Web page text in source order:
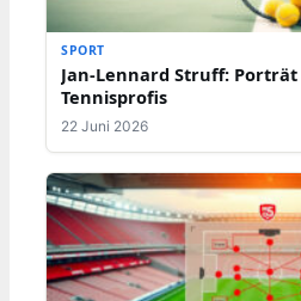
SPORT
Jan-Lennard Struff:
Tennisprofis
22 Juni 2026